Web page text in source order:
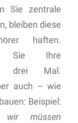
Sie zentrale
bleiben diese
haften.
Sie Ihre
drei Mal.
auch – wie
Beispiel:
müssen